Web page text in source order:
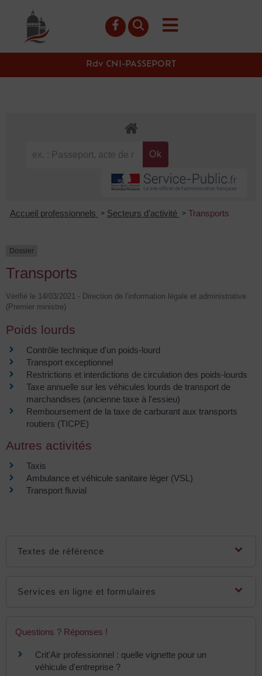
principal
Rdv CNI-PASSEPORT
Accueil professionnels > Secteurs d'activité > Transports
Dossier
Transports
Vérifié le 14/03/2021 - Direction de l'information légale et administrative
(Premier ministre)
Poids lourds
Contrôle technique d'un poids-lourd
Transport exceptionnel
Restrictions et interdictions de circulation des poids-lourds
Taxe annuelle sur les véhicules lourds de transport de
marchandises (ancienne taxe à l'essieu)
Remboursement de la taxe de carburant aux transports
routiers (TICPE)
Autres activités
Taxis
Ambulance et véhicule sanitaire léger (VSL)
Transport fluvial
Textes de référence
Services en ligne et formulaires
Questions ? Réponses !
Crit'Air professionnel : quelle vignette pour un
véhicule d'entreprise ?